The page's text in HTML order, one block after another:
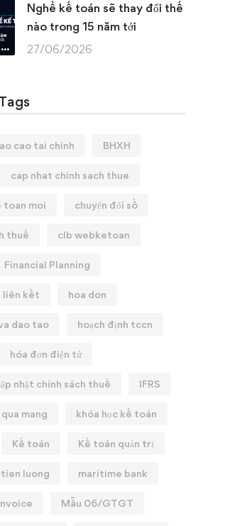
AI THỰC HÀNH
Nghề kế toán sẽ thay đổi thế
nào trong 15 năm tới
27/06/2026
cao tai chinh BHXH
cap nhat chinh sach thue
toan moi chuyển đổi số
thuế clb webketoan
Financial Planning
liên kết hoa don
dao tao hoạch định tccn
hóa đơn điện tử
nhật chính sách thuế IFRS
mang khóa học kế toán
Kế toán Kế toán quản trị
luong maritime bank
Mẫu 06/GTGT